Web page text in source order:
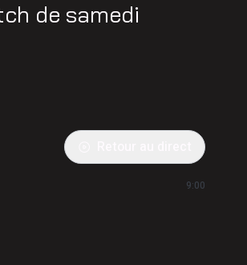
de samedi
9:00